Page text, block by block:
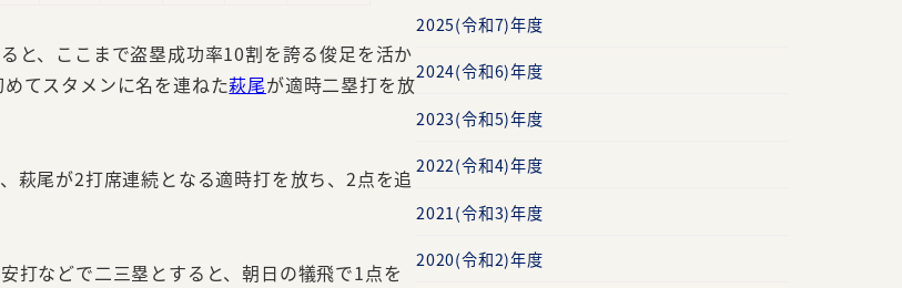
と、ここまで盗塁成功率10割を誇る俊足を活か
てスタメンに名を連ねた萩尾が適時二塁打を放
萩尾が2打席連続となる適時打を放ち、2点を追
打などで二三塁とすると、朝日の犠飛で1点を
2025(令和7)年度
2024(令和6)年度
2023(令和5)年度
2022(令和4)年度
2021(令和3)年度
2020(令和2)年度